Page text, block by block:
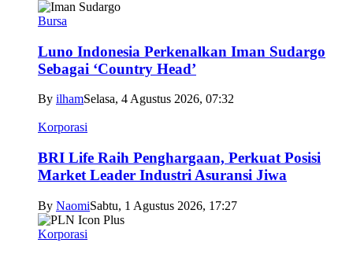
Bursa
Luno Indonesia Perkenalkan Iman Sudargo
Sebagai ‘Country Head’
By ilhamSelasa, 4 Agustus 2026, 07:32
Korporasi
BRI Life Raih Penghargaan, Perkuat Posisi
Market Leader Industri Asuransi Jiwa
By NaomiSabtu, 1 Agustus 2026, 17:27
Korporasi